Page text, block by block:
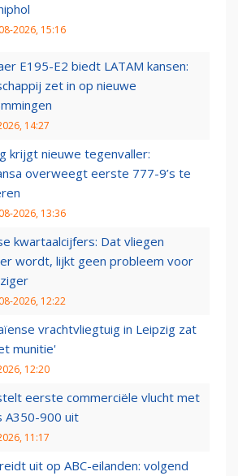
2026, 15:16
E195-E2 biedt LATAM kansen:
zet in op nieuwe
14:27
krijgt nieuwe tegenvaller:
overweegt eerste 777-9’s te
2026, 13:36
kwartaalcijfers: Dat vliegen
wordt, lijkt geen probleem voor
2026, 12:22
vrachtvliegtuig in Leipzig zat
munitie'
12:20
eerste commerciële vlucht met
A350-900 uit
11:17
uit op ABC-eilanden: volgend